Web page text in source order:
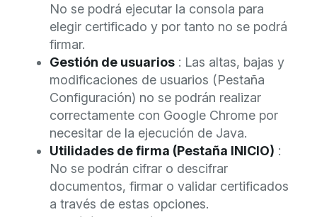
No se podrá ejecutar la consola para
elegir certificado y por tanto no se podrá
firmar.
Gestión de usuarios : Las altas, bajas y
modificaciones de usuarios (Pestaña
Configuración) no se podrán realizar
correctamente con Google Chrome por
necesitar de la ejecución de Java.
Utilidades de firma (Pestaña INICIO) :
No se podrán cifrar o descifrar
documentos, firmar o validar certificados
a través de estas opciones.